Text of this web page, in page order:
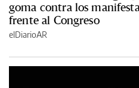
goma contra los
frente al Congreso
elDiarioAR